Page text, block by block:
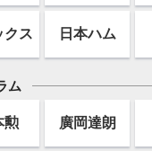
クス 日本ハム
ム
勲 廣岡達朗